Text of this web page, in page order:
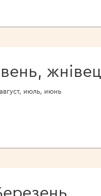
июль, июнь